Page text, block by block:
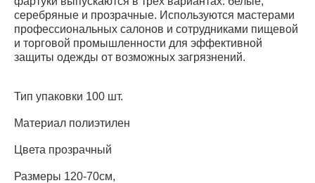
серебряные и прозрачные. Используются мастерами
профессиональных салонов и сотрудниками пищевой
и торговой промышленности для эффективной
защиты одежды от возможных загрязнений.
Тип упаковки 100 шт.
Материал полиэтилен
Цвета прозрачный
Размеры 120-70см,